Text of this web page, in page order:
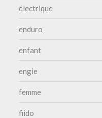
électrique
enduro
enfant
engie
femme
fiido